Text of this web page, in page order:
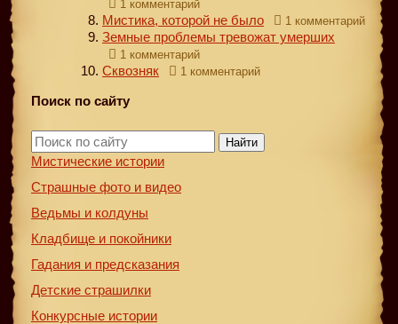
1 комментарий
Мистика, которой не было 1 комментарий
Земные проблемы тревожат умерших
1 комментарий
Сквозняк 1 комментарий
Поиск по сайту
Найти
Мистические истории
Страшные фото и видео
Ведьмы и колдуны
Кладбище и покойники
Гадания и предсказания
Детские страшилки
Конкурсные истории